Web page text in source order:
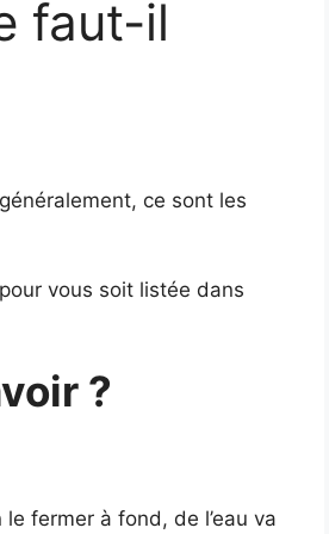
faut-il
ce sont les
vous soit listée dans
?
fermer à fond, de l’eau va